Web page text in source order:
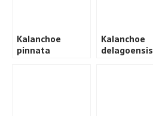
Kalanchoe
pinnata
Kalanchoe
delagoensis